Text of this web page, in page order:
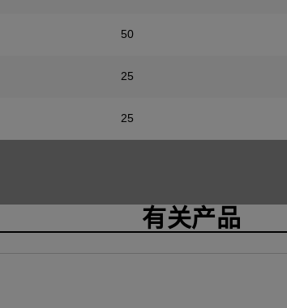
50
25
25
有关产品